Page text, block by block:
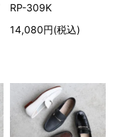
RP-309K
14,080円(税込)